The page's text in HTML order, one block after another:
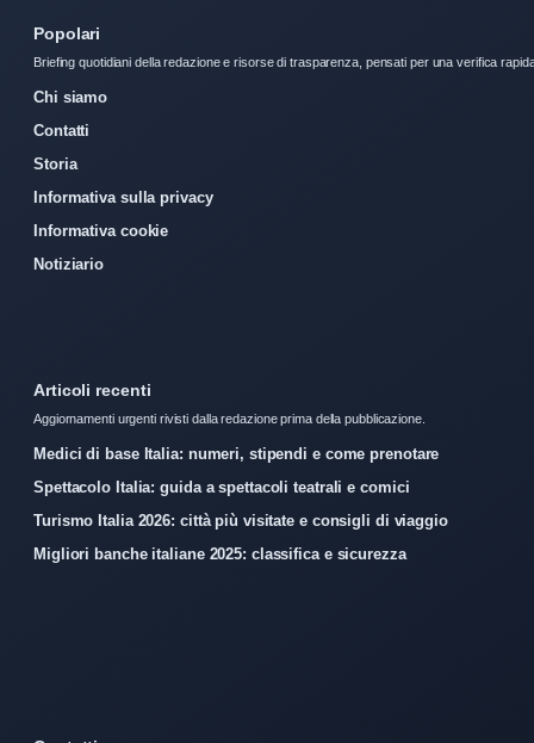
Popolari
Briefing quotidiani della redazione e risorse di trasparenza, pensati per una verifica
Chi siamo
Contatti
Storia
Informativa sulla privacy
Informativa cookie
Notiziario
Articoli recenti
Aggiornamenti urgenti rivisti dalla redazione prima della pubblicazione.
Medici di base Italia: numeri, stipendi e come prenotare
Spettacolo Italia: guida a spettacoli teatrali e comici
Turismo Italia 2026: città più visitate e consigli di viaggio
Migliori banche italiane 2025: classifica e sicurezza